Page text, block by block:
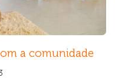
a comunidade